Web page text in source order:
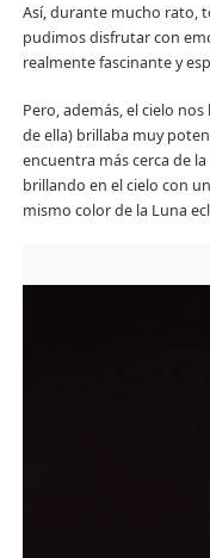
Así, durante mucho rato,
pudimos disfrutar con
realmente fascinante y
Pero, además, el cielo
de ella) brillaba muy
encuentra más cerca de
brillando en el cielo con
mismo color de la Luna